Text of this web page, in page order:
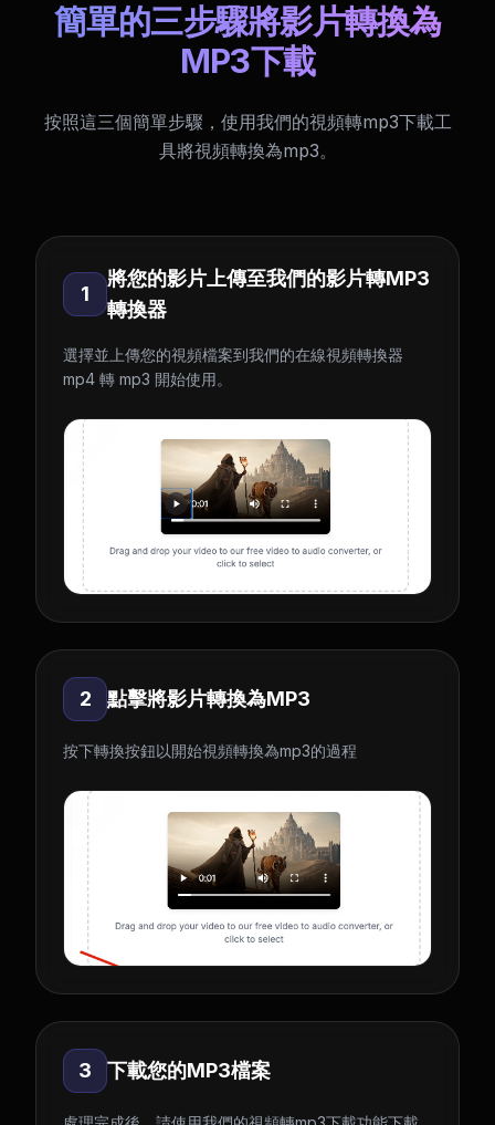
簡單的三步驟將影片轉換為
MP3下載
按照這三個簡單步驟，使用我們的視頻轉mp3下載工
具將視頻轉換為mp3。
1
將您的影片上傳至我們的影片轉MP3
轉換器
選擇並上傳您的視頻檔案到我們的在線視頻轉換器
mp4 轉 mp3 開始使用。
2 點擊將影片轉換為MP3
按下轉換按鈕以開始視頻轉換為mp3的過程
3 下載您的MP3檔案